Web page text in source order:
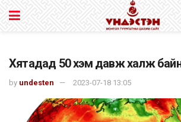
Хятадад 50 хэм давж халж
by undesten 2023-07-18 13:05